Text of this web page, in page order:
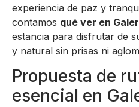
experiencia de paz y
contamos qué ver en
estancia para disfrutar de
y natural sin prisas ni
Propuesta de
esencial en